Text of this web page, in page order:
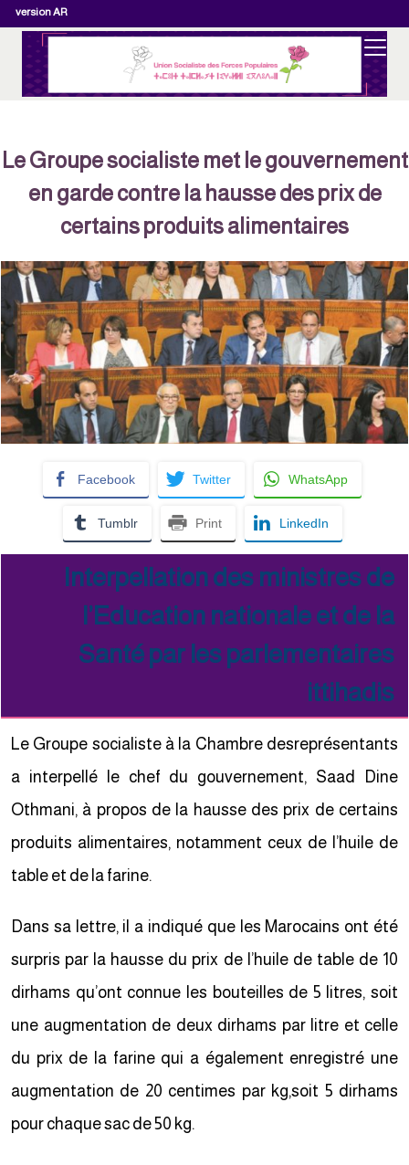
version AR
Le Groupe socialiste met le
en garde contre la hausse des prix de
certains produits alimentaires
Facebook Twitter WhatsApp
Tumblr Print LinkedIn
Interpellation des ministres de
l’Education nationale et de la
Santé par les parlementaires
ittihadis
Le Groupe socialiste à la Chambre desreprésentants
a interpellé le chef du gouvernement, Saad Dine
Othmani, à propos de la hausse des prix de certains
produits alimentaires, notamment ceux de l’huile de
table et de la farine.
Dans sa lettre, il a indiqué que les Marocains ont été
surpris par la hausse du prix de l’huile de table de 10
dirhams qu’ont connue les bouteilles de 5 litres, soit
une augmentation de deux dirhams par litre et celle
du prix de la farine qui a également enregistré une
augmentation de 20 centimes par kg,soit 5 dirhams
pour chaque sac de 50 kg.